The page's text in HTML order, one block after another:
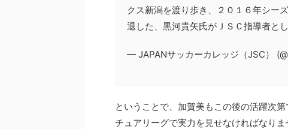
クス新潟を渡り歩き、２０１６年シー
退した、黒河貴矢氏がＪＳＣ指導者と
— JAPANサッカーカレッジ（JSC）
ということで、加賀美もこの後の活躍次
チュアリーグで実力を見せなければなり